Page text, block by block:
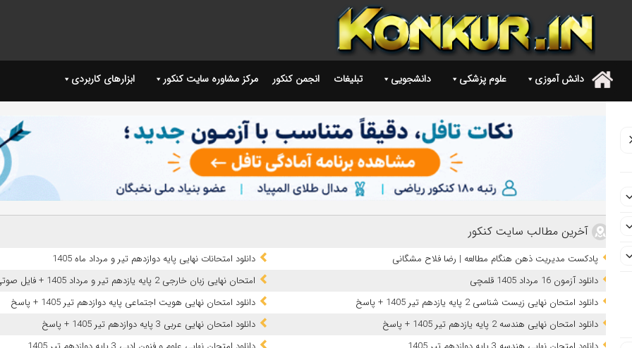
. دانش آموزی علوم پزشکی دانشجویی تبلیغات انجمن کنکور مرکز مشاوره سایت کنکور ابزارهای کاربردی
آخرین مطالب سایت کنکور
پادکست مدیریت ذهن هنگام مطالعه | رضا فلاح مشگانی
دانلود امتحانات نهایی پایه دوازدهم تیر و مرداد ماه 1405
دانلود آزمون 16 مرداد 1405 قلمچی
امتحان نهایی زبان خارجی 2 پایه یازدهم تیر و مرداد 1405 + فایل صوتی
دانلود امتحان نهایی زیست شناسی 2 پایه یازدهم تیر 1405 + پاسخ
دانلود امتحان نهایی هویت اجتماعی پایه دوازدهم تیر 1405 + پاسخ
دانلود امتحان نهایی هندسه 2 پایه یازدهم تیر 1405 + پاسخ
دانلود امتحان نهایی عربی 3 پایه دوازدهم تیر 1405 + پاسخ